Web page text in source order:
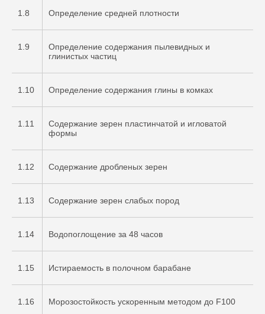
1.8 Определение средней плотности
1.9
Определение содержания пылевидных и
глинистых частиц
1.10 Определение содержания глины в комках
1.11
Содержание зерен пластинчатой и игловатой
формы
1.12 Содержание дробленых зерен
1.13 Содержание зерен слабых пород
1.14 Водопоглощение за 48 часов
1.15 Истираемость в полочном барабане
1.16 Морозостойкость ускоренным методом до F100